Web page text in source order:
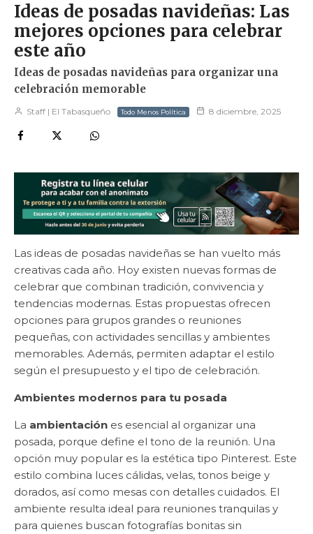
Ideas de posadas navideñas: Las
mejores opciones para celebrar
este año
Ideas de posadas navideñas para organizar una
celebración memorable
Staff | El Tabasqueño Todo Menos Política 8 diciembre, 2025
Las ideas de posadas navideñas se han vuelto más
creativas cada año. Hoy existen nuevas formas de
celebrar que combinan tradición, convivencia y
tendencias modernas. Estas propuestas ofrecen
opciones para grupos grandes o reuniones
pequeñas, con actividades sencillas y ambientes
memorables. Además, permiten adaptar el estilo
según el presupuesto y el tipo de celebración.
Ambientes modernos para tu posada
La ambientación es esencial al organizar una
posada, porque define el tono de la reunión. Una
opción muy popular es la estética tipo Pinterest. Este
estilo combina luces cálidas, velas, tonos beige y
dorados, así como mesas con detalles cuidados. El
ambiente resulta ideal para reuniones tranquilas y
para quienes buscan fotografías bonitas sin